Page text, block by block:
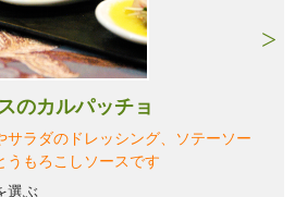
のカルパッチョ
サラダのドレッシング、ソテーソー
うもろこしソースです
選ぶ